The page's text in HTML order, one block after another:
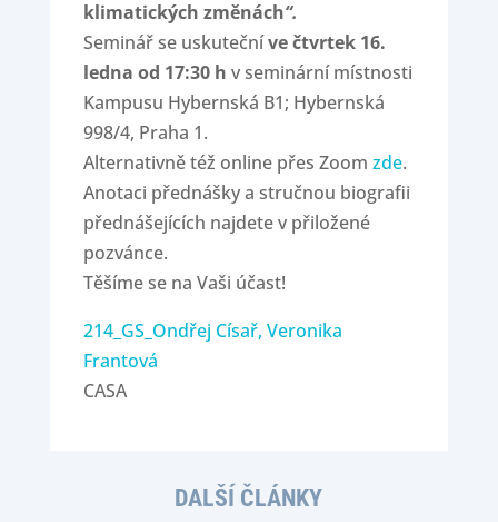
klimatických změnách“.
Seminář se uskutečníve čtvrtek 16.
ledna od 17:30 h v seminární místnosti
Kampusu Hybernská B1; Hybernská
998/4, Praha 1.
Alternativně též online přes Zoom zde.
Anotaci přednášky a stručnou biografii
přednášejících najdete v přiložené
pozvánce.
Těšíme se na Vaši účast!
214_GS_Ondřej Císař, Veronika
Frantová
CASA
DALŠÍ ČLÁNKY